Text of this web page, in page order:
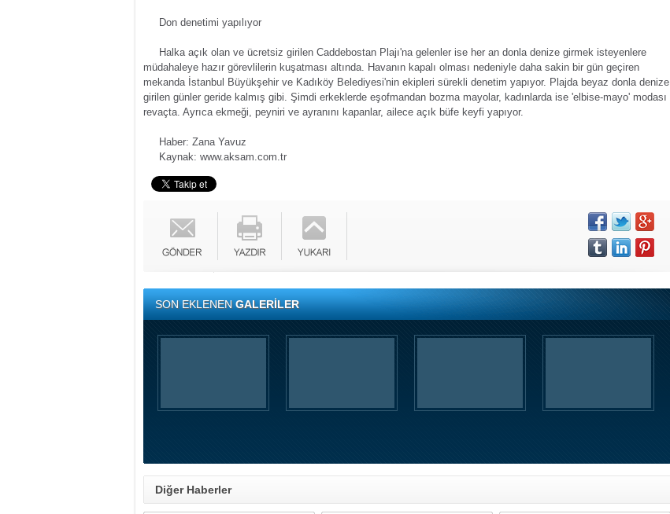
Don denetimi yapılıyor
Halka açık olan ve ücretsiz girilen Caddebostan Plajı'na gelenler ise her an donla denize girmek isteyenlere
müdahaleye hazır görevlilerin kuşatması altında. Havanın kapalı olması nedeniyle daha sakin bir gün geçiren
mekanda İstanbul Büyükşehir ve Kadıköy Belediyesi'nin ekipleri sürekli denetim yapıyor. Plajda beyaz donla denize
girilen günler geride kalmış gibi. Şimdi erkeklerde eşofmandan bozma mayolar, kadınlarda ise 'elbise-mayo' modası
revaçta. Ayrıca ekmeği, peyniri ve ayranını kapanlar, ailece açık büfe keyfi yapıyor.
Haber: Zana Yavuz
Kaynak: www.aksam.com.tr
SON EKLENENGALERİLER
Diğer Haberler